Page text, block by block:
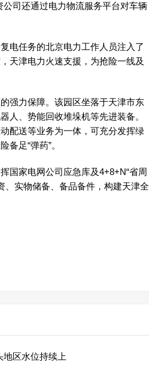
司还通过电力物流服务平台对车辆
任务的北京电力工作人员注入了
天津电力火速支援，为抢险一线及
强力保障。该园区坐落于天津市东
人、势能回收堆垛机等先进装备。
配送等业务为一体，可充分发挥绿
足“弹药”。
家电网公司应急库及4+8+N“省周
、实物储备、备品备件，构建天津全
地区水位持续上